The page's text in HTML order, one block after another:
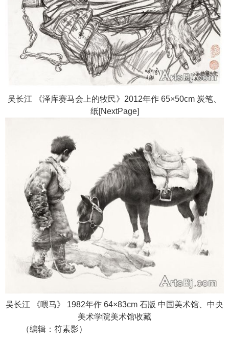
吴长江 《泽库赛马会上的牧民》2012年作 65×50cm 炭笔、
纸[NextPage]
吴长江 《喂马》 1982年作 64×83cm 石版 中国美术馆、中央
美术学院美术馆收藏
（编辑：符素影）